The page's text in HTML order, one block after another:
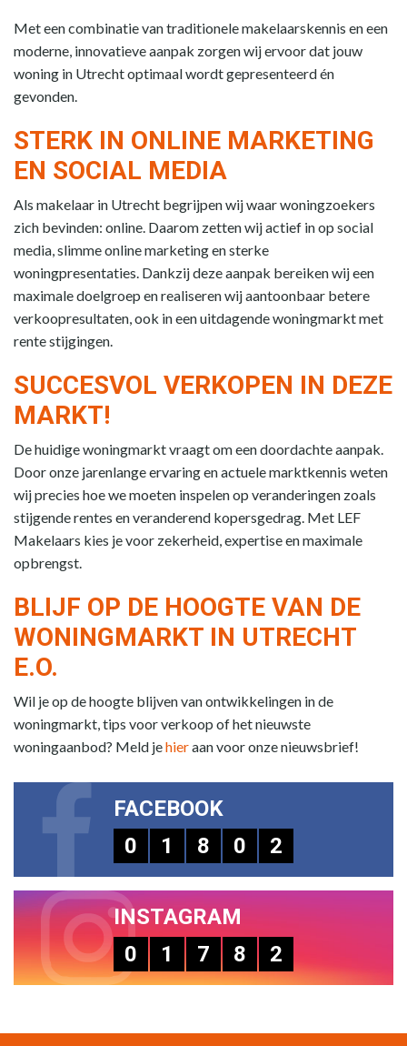
Met een combinatie van traditionele makelaarskennis en een
moderne, innovatieve aanpak zorgen wij ervoor dat jouw
woning in Utrecht optimaal wordt gepresenteerd én
gevonden.
STERK IN ONLINE MARKETING
EN SOCIAL MEDIA
Als makelaar in Utrecht begrijpen wij waar woningzoekers
zich bevinden: online. Daarom zetten wij actief in op social
media, slimme online marketing en sterke
woningpresentaties. Dankzij deze aanpak bereiken wij een
maximale doelgroep en realiseren wij aantoonbaar betere
verkoopresultaten, ook in een uitdagende woningmarkt met
rente stijgingen.
SUCCESVOL VERKOPEN IN DEZE
MARKT!
De huidige woningmarkt vraagt om een doordachte aanpak.
Door onze jarenlange ervaring en actuele marktkennis weten
wij precies hoe we moeten inspelen op veranderingen zoals
stijgende rentes en veranderend kopersgedrag. Met LEF
Makelaars kies je voor zekerheid, expertise en maximale
opbrengst.
BLIJF OP DE HOOGTE VAN DE
WONINGMARKT IN UTRECHT
E.O.
Wil je op de hoogte blijven van ontwikkelingen in de
woningmarkt, tips voor verkoop of het nieuwste
woningaanbod? Meld jehieraan voor onze nieuwsbrief!
FACEBOOK
0
1 8 0 2
INSTAGRAM
0
1 7 8 2